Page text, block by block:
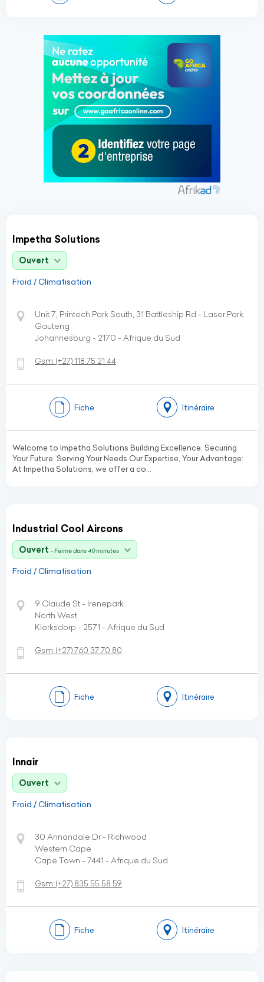
Impetha Solutions
Ouvert
Froid / Climatisation
Unit 7, Printech Park South, 31 Battleship Rd - Laser Park
Gauteng
Johannesburg - 2170 - Afrique du Sud
Gsm:(+27) 118 75 21 44
Fiche Itinéraire
Welcome to Impetha Solutions Building Excellence. Securing
Your Future. Serving Your Needs Our Expertise, Your Advantage:
At Impetha Solutions, we offer a co...
Industrial Cool Aircons
Ouvert - Ferme dans 40 minutes
Froid / Climatisation
9 Claude St - Irenepark
North West
Klerksdorp - 2571 - Afrique du Sud
Gsm:(+27)760 37 70 80
Fiche Itinéraire
Innair
Ouvert
Froid / Climatisation
30 Annandale Dr - Richwood
Western Cape
Cape Town - 7441 - Afrique du Sud
Gsm:(+27) 835 55 58 59
Fiche Itinéraire